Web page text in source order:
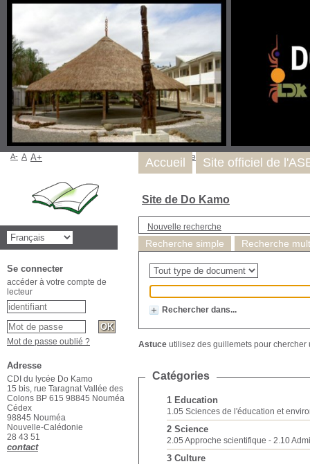
Site de Do Kamo
Nouvelle recherche
Recherche simple Recherche
Rechercher dans...
Astuce utilisez des guillemets pour
Catégories
1 Education
1.05 Sciences de l'éducation et
2 Science
2.05 Approche scientifique 2.10
3 Culture
Accueil Site officiel de
Nous trouver
A- A A+
Se connecter
accéder à votre compte de
lecteur
Mot de passe oublié ?
Adresse
CDI du lycée Do Kamo
15 bis, rue Taragnat Vallée des
Colons BP 615 98845 Nouméa
Cédex
98845 Nouméa
Nouvelle-Calédonie
28 43 51
contact